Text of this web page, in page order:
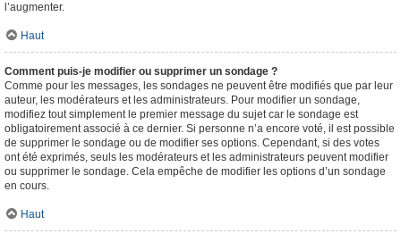
l’augmenter.
Haut
Comment puis-je modifier ou supprimer un sondage ?
Comme pour les messages, les sondages ne peuvent être modifiés que par leur
auteur, les modérateurs et les administrateurs. Pour modifier un sondage,
modifiez tout simplement le premier message du sujet car le sondage est
obligatoirement associé à ce dernier. Si personne n’a encore voté, il est possible
de supprimer le sondage ou de modifier ses options. Cependant, si des votes
ont été exprimés, seuls les modérateurs et les administrateurs peuvent modifier
ou supprimer le sondage. Cela empêche de modifier les options d’un sondage
en cours.
Haut